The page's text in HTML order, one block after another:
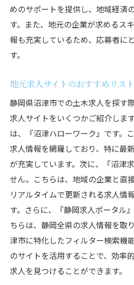
めのサポートを提供し、地域経済
す。また、地元の企業が求めるス
報も充実しているため、応募者に
す。
地元求人サイトのおすすめリスト
静岡県沼津市での土木求人を探す
求人サイトをいくつかご紹介しま
は、『沼津ハローワーク』です。
求人情報を網羅しており、特に最
が充実しています。次に、『沼津
せん。こちらは、地域の企業と直
リアルタイムで更新される求人情
す。さらに、『静岡求人ポータル
ちらは、静岡全県の求人情報を取
津市に特化したフィルター検索機
のサイトを活用することで、効率
求人を見つけることができます。